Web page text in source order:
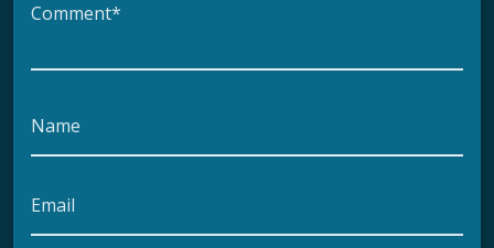
Comment*
Name
Email